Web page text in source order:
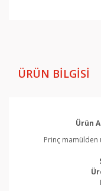
ÜRÜN BILGISI
Ürün
Prinç mamülden